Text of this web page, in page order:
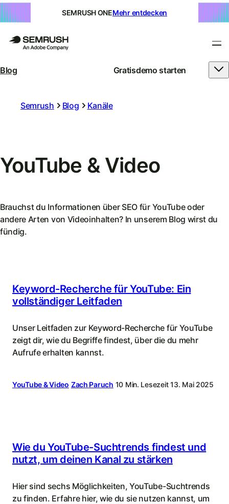
SEMRUSH ONEMehr entdecken
Blog Gratisdemo starten
Semrush Blog Kanäle
YouTube & Video
Brauchst du Informationen über SEO für YouTube oder
andere Arten von Videoinhalten? In unserem Blog wirst du
fündig.
Keyword-Recherche für YouTube: Ein
vollständiger Leitfaden
Unser Leitfaden zur Keyword-Recherche für YouTube
zeigt dir, wie du Begriffe findest, über die du mehr
Aufrufe erhalten kannst.
YouTube & Video Zach Paruch 10 Min. Lesezeit 13. Mai 2025
Wie du YouTube-Suchtrends findest und
nutzt, um deinen Kanal zu stärken
Hier sind sechs Möglichkeiten, YouTube-Suchtrends
zu finden. Erfahre hier, wie du sie nutzen kannst, um